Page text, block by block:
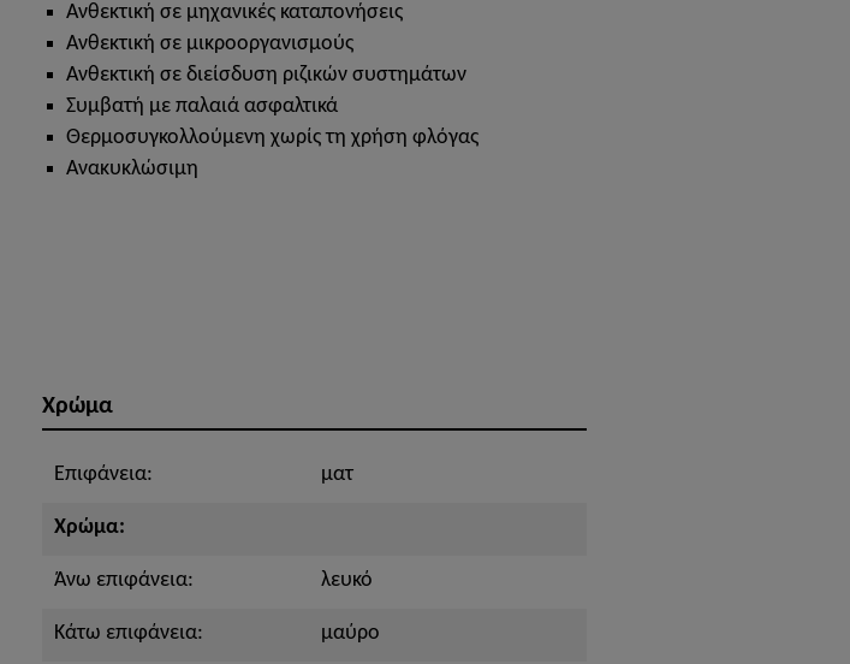
Ανθεκτική σε μηχανικές καταπονήσεις
Ανθεκτική σε μικροοργανισμούς
Ανθεκτική σε διείσδυση ριζικών συστημάτων
Συμβατή με παλαιά ασφαλτικά
Θερμοσυγκολλούμενη χωρίς τη χρήση φλόγας
Ανακυκλώσιμη
Χρώμα
Επιφάνεια: ματ
Χρώμα:
Άνω επιφάνεια: λευκό
Κάτω επιφάνεια: μαύρο